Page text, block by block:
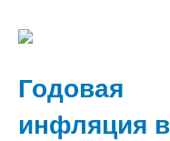
Годовая
инфляция в